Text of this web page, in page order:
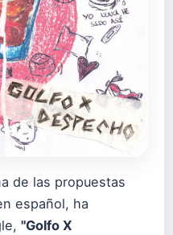
de las propuestas
español, ha
"Golfo X